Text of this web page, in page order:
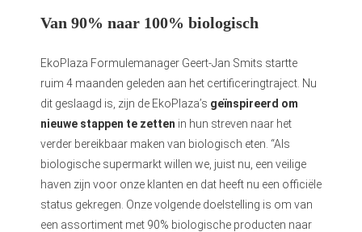
Van 90% naar 100% biologisch
EkoPlaza Formulemanager Geert-Jan Smits startte
ruim 4 maanden geleden aan het certificeringtraject. Nu
dit geslaagd is, zijn de EkoPlaza’s geïnspireerd om
nieuwe stappen te zetten in hun streven naar het
verder bereikbaar maken van biologisch eten. “Als
biologische supermarkt willen we, juist nu, een veilige
haven zijn voor onze klanten en dat heeft nu een officiële
status gekregen. Onze volgende doelstelling is om van
een assortiment met 90% biologische producten naar